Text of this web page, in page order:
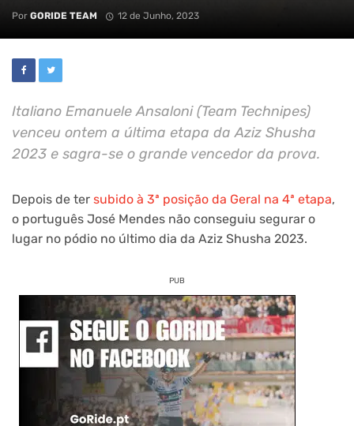
Por GORIDE TEAM 12 de Junho, 2023
Italiano Emanuele Ansaloni (Team Technipes)
venceu ontem a última etapa da Aziz Shusha
2023 e sagra-se o grande vencedor da prova.
Depois de ter subido à 3ª posição da Geral na 4ª etapa,
o português José Mendes não conseguiu segurar o
lugar no pódio no último dia da Aziz Shusha 2023.
PUB